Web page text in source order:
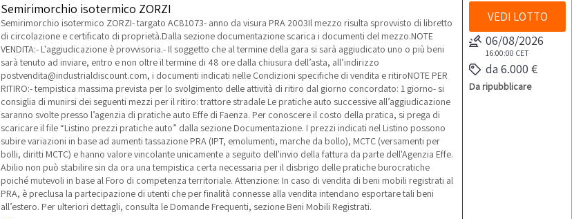
Semirimorchio isotermico ZORZI
Semirimorchio isotermico ZORZI- targato AC81073- anno da visura PRA 2003Il mezzo risulta sprovvisto di libretto
di circolazione e certificato di proprietà.Dalla sezione documentazione scarica i documenti del mezzo.NOTE
VENDITA:- L'aggiudicazione è provvisoria.- Il soggetto che al termine della gara si sarà aggiudicato uno o più beni
sarà tenuto ad inviare, entro e non oltre il termine di 48 ore dalla chiusura dell’asta, all’indirizzo
postvendita@industrialdiscount.com, i documenti indicati nelle Condizioni specifiche di vendita e ritiroNOTE PER
RITIRO:- tempistica massima prevista per lo svolgimento delle attività di ritiro dal giorno concordato: 1 giorno- si
consiglia di munirsi dei seguenti mezzi per il ritiro: trattore stradale Le pratiche auto successive all’aggiudicazione
saranno svolte presso l’agenzia di pratiche auto Effe di Faenza. Per conoscere il costo della pratica, si prega di
scaricare il file “Listino prezzi pratiche auto” dalla sezione Documentazione. I prezzi indicati nel Listino possono
subire variazioni in base ad aumenti tassazione PRA (IPT, emolumenti, marche da bollo), MCTC (versamenti per
bolli, diritti MCTC) e hanno valore vincolante unicamente a seguito dell'invio della fattura da parte dell'Agenzia Effe.
Abilio non può stabilire sin da ora una tempistica certa necessaria per il disbrigo delle pratiche burocratiche
poiché mutevoli in base al Foro di competenza territoriale. Attenzione: In caso di vendita di beni mobili registrati al
PRA, è preclusa la partecipazione di utenti che per finalità connesse alla vendita intendano esportare tali beni
all’estero. Per ulteriori dettagli, consulta le Domande Frequenti, sezione Beni Mobili Registrati.
VEDI LOTTO
06/08/2026
16:00:00 CET
da 6.000 €
Da ripubblicare